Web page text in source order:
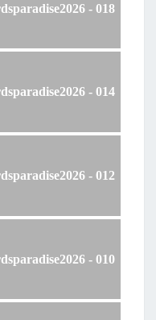
- 018
- 014
- 012
- 010